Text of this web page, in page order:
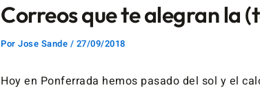
Correos que te alegran la
Por Jose Sande / 27/09/2018
Hoy en Ponferrada hemos pasado del sol y el